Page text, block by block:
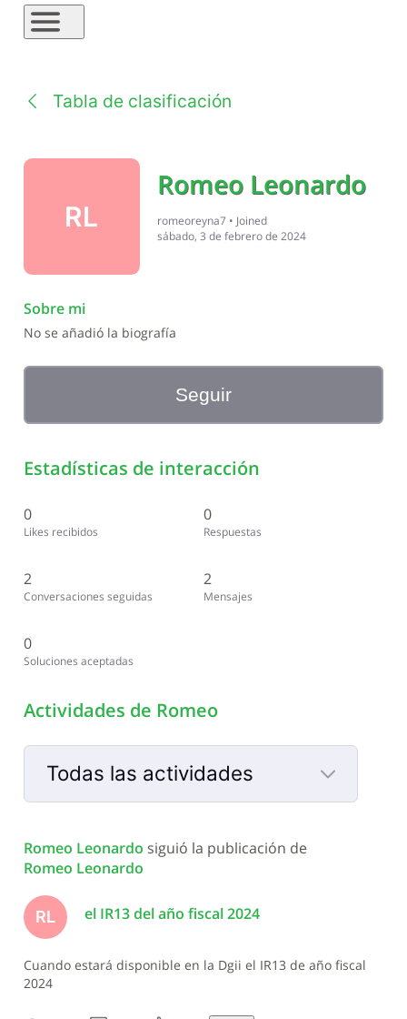
Tabla de clasificación
RL
Romeo Leonardo
romeoreyna7 • Joined
sábado, 3 de febrero de 2024
Sobre mi
No se añadió la biografía
Seguir
Estadísticas de interacción
0
Likes recibidos
0
Respuestas
2
Conversaciones seguidas
2
Mensajes
0
Soluciones aceptadas
Actividades de Romeo
Todas las actividades
Selected
las
Romeo Leonardo siguió la publicación de
Romeo Leonardo
RL el IR13 del año fiscal 2024
Cuando estará disponible en la Dgii el IR13 de año fiscal
2024